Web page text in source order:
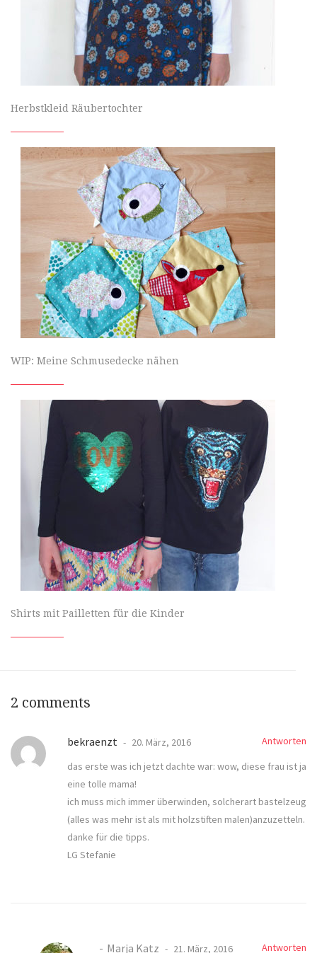
Herbstkleid Räubertochter
WIP: Meine Schmusedecke nähen
Shirts mit Pailletten für die Kinder
2 comments
bekraenzt 20. März, 2016
Antworten
das erste was ich jetzt dachte war: wow, diese frau ist ja
eine tolle mama!
ich muss mich immer überwinden, solcherart bastelzeug
(alles was mehr ist als mit holzstiften malen)anzuzetteln.
danke für die tipps.
LG Stefanie
Marja Katz 21. März, 2016 Antworten